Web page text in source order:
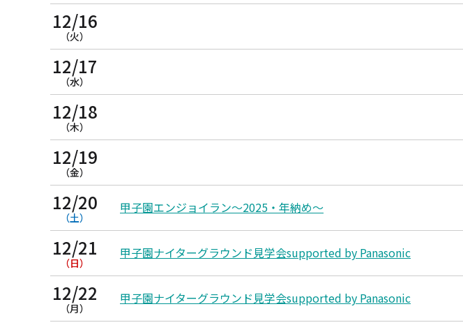
12/16
（火）
12/17
（水）
12/18
（木）
12/19
（金）
12/20
（土）
甲子園エンジョイラン～2025・年納め～
12/21
（日）
甲子園ナイターグラウンド見学会supported by Panasonic
12/22
（月）
甲子園ナイターグラウンド見学会supported by Panasonic